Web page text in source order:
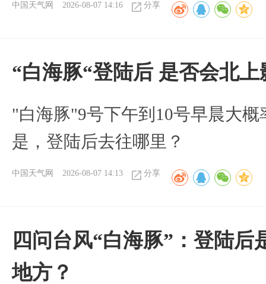
中国天气网 2026-08-07 14:16 分享
“白海豚“登陆后 是否会北
"白海豚"9号下午到10号早晨大
是，登陆后去往哪里？
中国天气网 2026-08-07 14:13 分享
四问台风“白海豚”：登陆
地方？